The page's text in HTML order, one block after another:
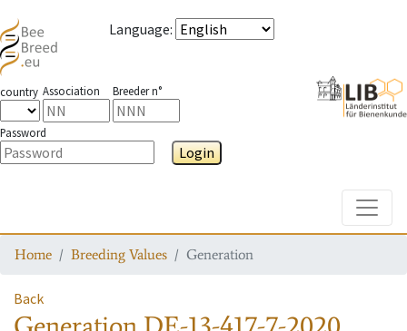
Language:
country Association Breeder n°
Password
Login
Home Breeding Values Generation
Back